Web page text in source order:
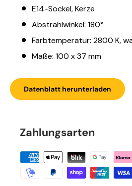
E14-Sockel, Kerze
Abstrahlwinkel: 180°
Farbtemperatur: 2800 K,
Maße: 100 x 37 mm
Datenblatt herunterladen
Zahlungsarten